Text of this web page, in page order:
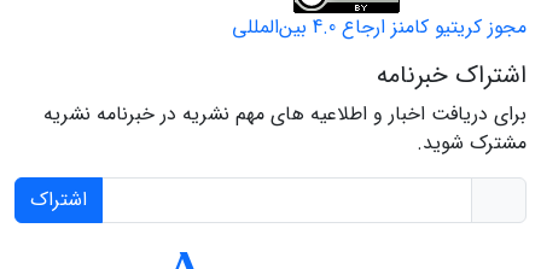
مجوز کریتیو کامنز ارجاع 4.0 بین‌المللی
اشتراک خبرنامه
برای دریافت اخبار و اطلاعیه های مهم نشریه در خبرنامه نشریه
مشترک شوید.
اشتراک